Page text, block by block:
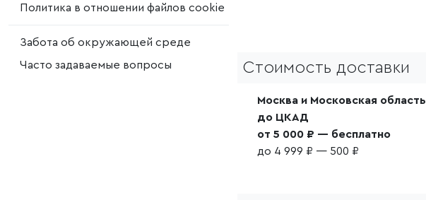
Политика в отношении файлов cookie
Забота об окружающей среде
Часто задаваемые вопросы
Стоимость доставки
Москва и Московская область
до ЦКАД
от 5 000 ₽ — бесплатно
до 4 999 ₽ — 500 ₽